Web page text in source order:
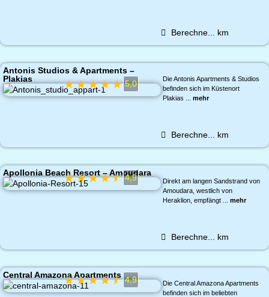
Berechne... km
Antonis Studios & Apartments –
Plakias
★★★★★ 5,0
Die Antonis Apartments & Studios
befinden sich im Küstenort
Plakias ... mehr
Berechne... km
Apollonia Beach Resort – Amoudara
★★★★★ 4,9
Direkt am langen Sandstrand von
Amoudara, westlich von
Heraklion, empfängt ... mehr
Berechne... km
Central Amazona Apartments
★★★★★ 4,9
Die Central Amazona Apartments
befinden sich im beliebten